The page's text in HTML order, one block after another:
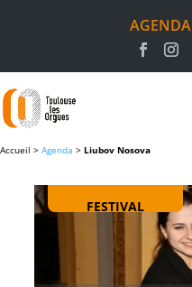
AGENDA
Accueil > Agenda > Liubov Nosova
FESTIVAL